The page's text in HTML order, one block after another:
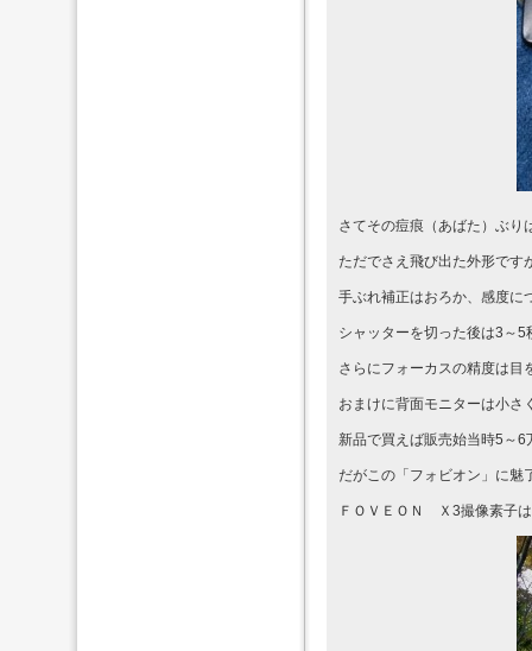
さてその痘痕（あばた）ぶり
ただでさえ飛び出た外形です
手ぶれ補正はおろか、感度に
シャッターを切った後は3～
さらにフォーカスの精度は目
おまけに背面モニターは小さ
新品で買えば販売始当時5～
だがこの「フォビオン」に
ＦＯＶＥＯＮ Ｘ3撮像素子